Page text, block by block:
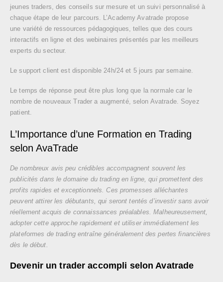
jeunes traders, des conseils sur mesure et un suivi personnalisé à
chaque étape de leur parcours. L’Academy Avatrade propose
une variété de ressources pédagogiques, telles que des cours
interactifs en ligne et des webinaires présentés par les meilleurs
experts du secteur.
Le support client est disponible 24h/24 et 5 jours par semaine.
Le temps de réponse peut être plus long que la normale car le
nombre de nouveaux Trader a augmenté, selon Avatrade. Soyez
patient.
L’Importance d’une Formation en Trading
selon AvaTrade
De nombreux avis peu crédibles accompagnent souvent les
publicités dans le domaine du trading en ligne, qui promettent des
profits rapides et exceptionnels. Ces promesses alléchantes
peuvent attirer les débutants, qui seront tentés d’investir sans avoir
réellement acquis de connaissances préalables. Malheureusement,
adopter cette approche rapidement et utiliser immédiatement les
plateformes de trading entraîne généralement des pertes financières
dès le début.
Devenir un trader accompli selon Avatrade